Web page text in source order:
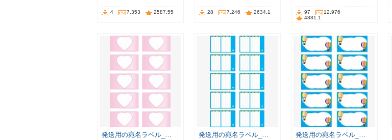
4 7,353 2587.55 28 7,246 2634.1 97
12,976
4881.1
発送用の宛名ラベル_… 発送用の宛名ラベル_… 発送用の宛名ラベル_…